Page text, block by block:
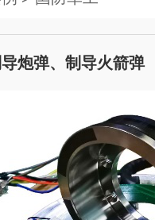
炮弹、制导火箭弹